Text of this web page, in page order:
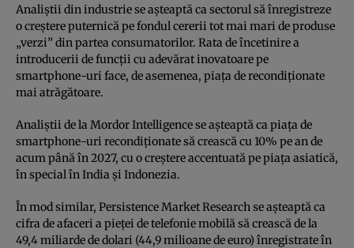
Analiștii din industrie se așteaptă ca sectorul să înregistreze
o creștere puternică pe fondul cererii tot mai mari de produse
„verzi” din partea consumatorilor. Rata de încetinire a
introducerii de funcții cu adevărat inovatoare pe
smartphone-uri face, de asemenea, piața de recondiționate
mai atrăgătoare.
Analiștii de la Mordor Intelligence se așteaptă ca piața de
smartphone-uri recondiționate să crească cu 10% pe an de
acum până în 2027, cu o creștere accentuată pe piața asiatică,
în special în India și Indonezia.
În mod similar, Persistence Market Research se așteaptă ca
cifra de afaceri a pieței de telefonie mobilă să crească de la
49,4 miliarde de dolari (44,9 milioane de euro) înregistrate în